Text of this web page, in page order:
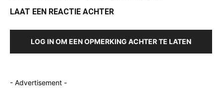
LAAT EEN REACTIE ACHTER
LOG IN OM EEN OPMERKING ACHTER TE LATEN
- Advertisement -